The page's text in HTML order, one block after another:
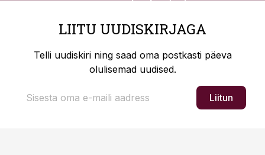
LIITU UUDISKIRJAGA
Telli uudiskiri ning saad oma postkasti päeva
olulisemad uudised.
Liitun